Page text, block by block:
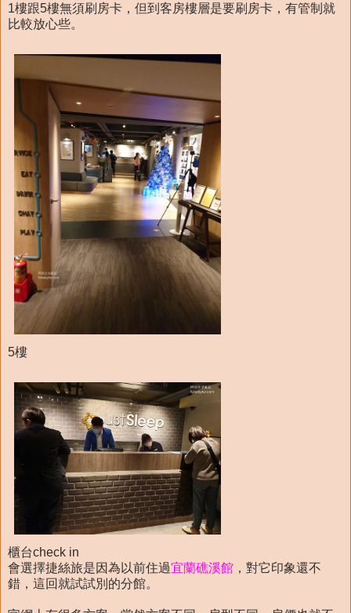
1樓跟5樓無須刷房卡，但到客房樓層是要刷房卡，有管制就
比較放心些。
5樓
櫃台check in
會選擇捷絲旅是因為以前住過宜蘭礁溪館 ，對它印象還不
錯，這回就試試別的分館。